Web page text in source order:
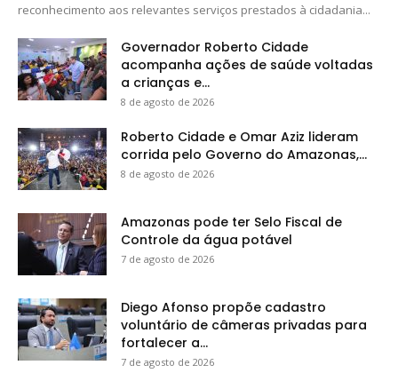
reconhecimento aos relevantes serviços prestados à cidadania...
Governador Roberto Cidade
acompanha ações de saúde voltadas
a crianças e...
8 de agosto de 2026
Roberto Cidade e Omar Aziz lideram
corrida pelo Governo do Amazonas,...
8 de agosto de 2026
Amazonas pode ter Selo Fiscal de
Controle da água potável
7 de agosto de 2026
Diego Afonso propõe cadastro
voluntário de câmeras privadas para
fortalecer a...
7 de agosto de 2026